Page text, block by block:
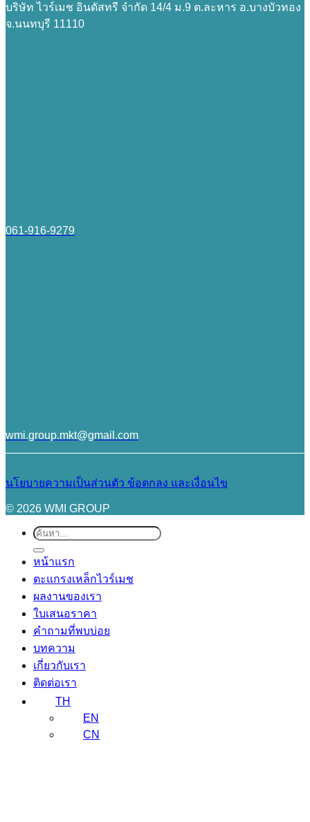
บริษัท ไวร์เมช อินดัสทรี จำกัด 14/4 ม.9 ต.ละหาร อ.บางบัวทอง
จ.นนทบุรี 11110
061-916-9279
wmi.group.mkt@gmail.com
นโยบายความเป็นส่วนตัว ข้อตกลง และเงื่อนไข
© 2026 WMI GROUP
ค้นหา:
หน้าแรก
ตะแกรงเหล็กไวร์เมช
ผลงานของเรา
ใบเสนอราคา
คำถามที่พบบ่อย
บทความ
เกี่ยวกับเรา
ติดต่อเรา
TH
EN
CN